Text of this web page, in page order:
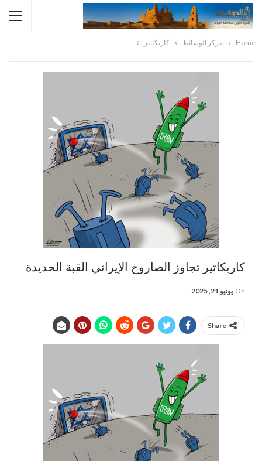
Home مركز الوسائط كاريكاتير
كاريكاتير تجاوز الصاروخ الإيراني القبة الحديدة
On يونيو 21, 2025
Share